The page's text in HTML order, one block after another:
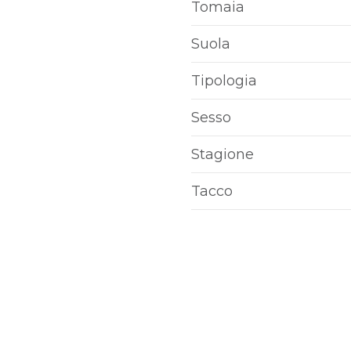
Tomaia
Suola
Tipologia
Sesso
Stagione
Tacco